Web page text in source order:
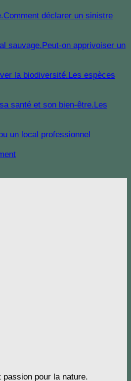
Comment déclarer un sinistre
Peut-on apprivoiser un
Les espèces
Les
un local professionnel
pour la nature.